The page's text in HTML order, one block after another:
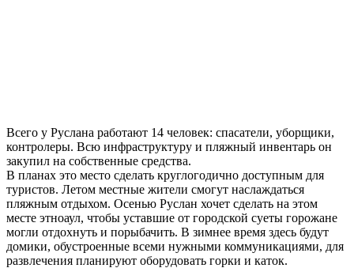
Всего у Руслана работают 14 человек: спасатели, уборщики,
контролеры. Всю инфраструктуру и пляжный инвентарь он
закупил на собственные средства.
В планах это место сделать круглогодично доступным для
туристов. Летом местные жители смогут наслаждаться
пляжным отдыхом. Осенью Руслан хочет сделать на этом
месте этноаул, чтобы уставшие от городской суеты горожане
могли отдохнуть и порыбачить. В зимнее время здесь будут
домики, обустроенные всеми нужными коммуникациями, для
развлечения планируют оборудовать горки и каток.